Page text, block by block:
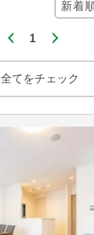
1
全てをチェック